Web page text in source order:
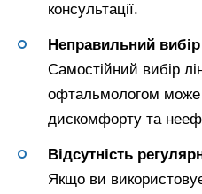
консультації.
Неправильний вибір
Самостійний вибір
офтальмологом може
дискомфорту та
Відсутність
Якщо ви